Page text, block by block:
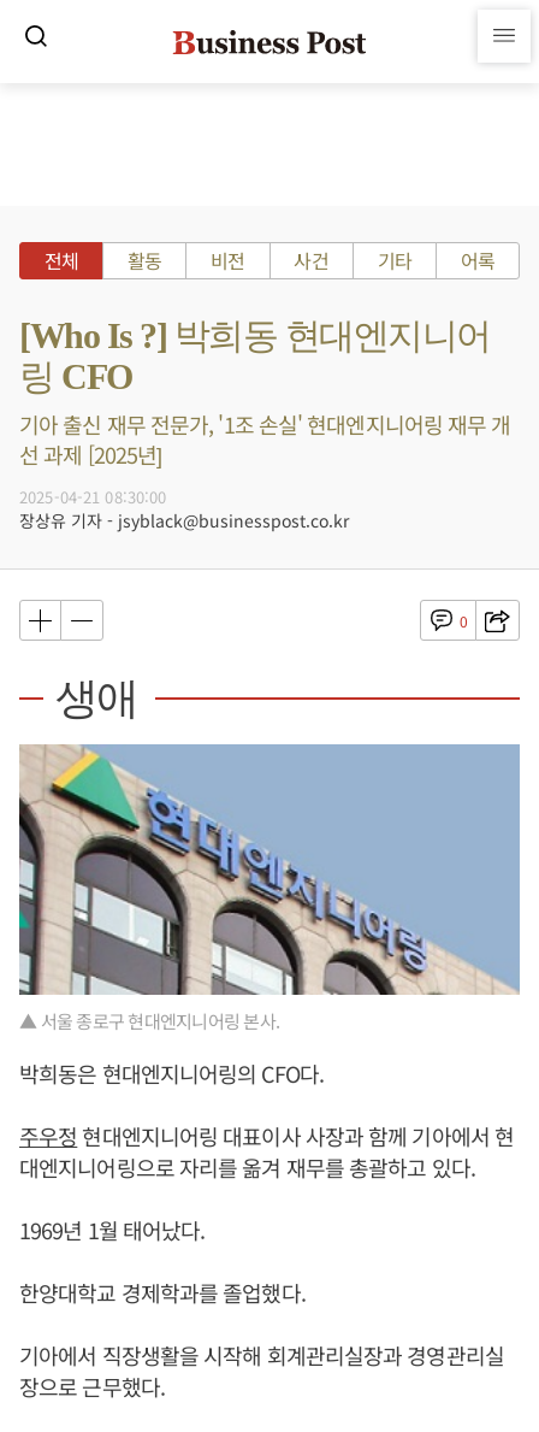
전체 활동 비전 사건 기타 어록
[Who Is ?] 박희동 현대엔지니어
링 CFO
기아 출신 재무 전문가, '1조 손실' 현대엔지니어링 재무 개
선 과제 [2025년]
2025-04-21 08:30:00
장상유 기자 - jsyblack@businesspost.co.kr
0
생애
▲ 서울 종로구 현대엔지니어링 본사.
박희동은 현대엔지니어링의 CFO다.
주우정 현대엔지니어링 대표이사 사장과 함께 기아에서 현
대엔지니어링으로 자리를 옮겨 재무를 총괄하고 있다.
1969년 1월 태어났다.
한양대학교 경제학과를 졸업했다.
기아에서 직장생활을 시작해 회계관리실장과 경영관리실
장으로 근무했다.